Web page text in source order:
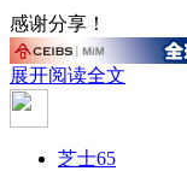
感谢分享！
展开阅读全文
芝士65